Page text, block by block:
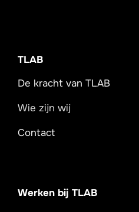
TLAB
De kracht van TLAB
Wie zijn wij
Contact
Werken bij TLAB